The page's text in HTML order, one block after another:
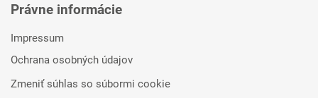
Právne informácie
Impressum
Ochrana osobných údajov
Zmeniť súhlas so súbormi cookie